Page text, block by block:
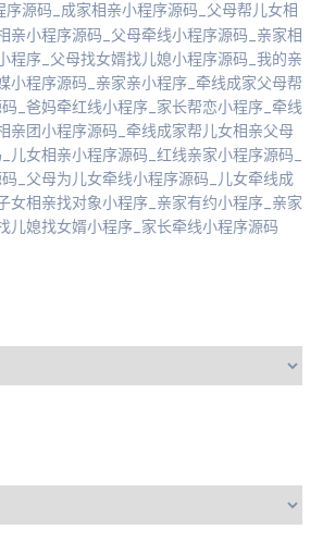
序源码_成家相亲小程序源码_父母帮儿女相
亲小程序源码_父母牵线小程序源码_亲家相
程序_父母找女婿找儿媳小程序源码_我的亲
小程序源码_亲家亲小程序_牵线成家父母帮
_爸妈牵红线小程序_家长帮恋小程序_牵线
亲团小程序源码_牵线成家帮儿女相亲父母
儿女相亲小程序源码_红线亲家小程序源码_
_父母为儿女牵线小程序源码_儿女牵线成
女相亲找对象小程序_亲家有约小程序_亲家
儿媳找女婿小程序_家长牵线小程序源码